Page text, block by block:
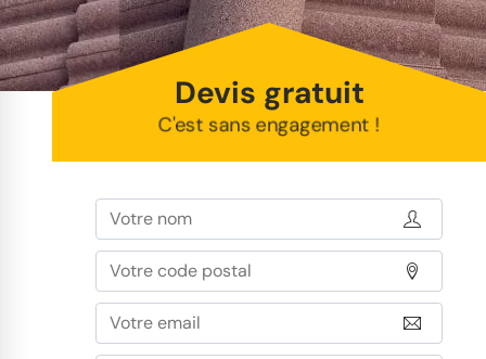
Devis gratuit
C'est sans engagement !